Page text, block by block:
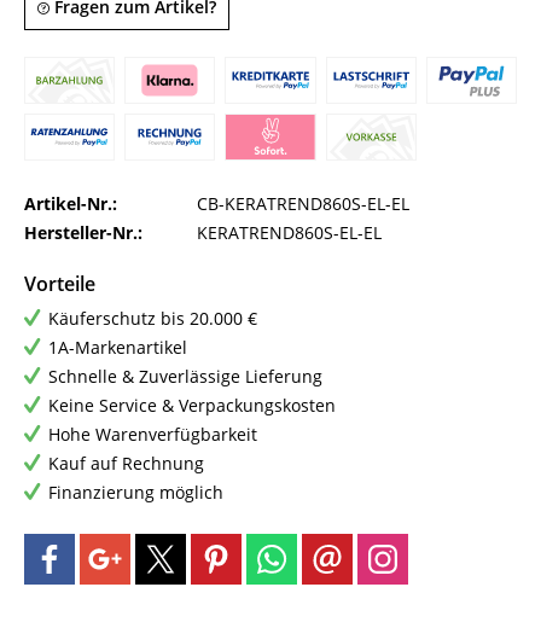
Fragen zum Artikel?
Artikel-Nr.:
CB-KERATREND860S-EL-EL
Hersteller-Nr.:
KERATREND860S-EL-EL
Vorteile
Käuferschutz bis 20.000 €
1A-Markenartikel
Schnelle & Zuverlässige Lieferung
Keine Service & Verpackungskosten
Hohe Warenverfügbarkeit
Kauf auf Rechnung
Finanzierung möglich